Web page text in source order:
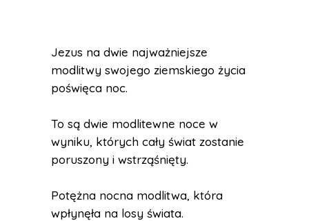
Jezus na dwie najważniejsze
modlitwy swojego ziemskiego życia
poświęca noc.
To są dwie modlitewne noce w
wyniku, których cały świat zostanie
poruszony i wstrząśnięty.
Potężna nocna modlitwa, która
wpłynęła na losy świata.